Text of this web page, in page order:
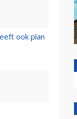
ook plan